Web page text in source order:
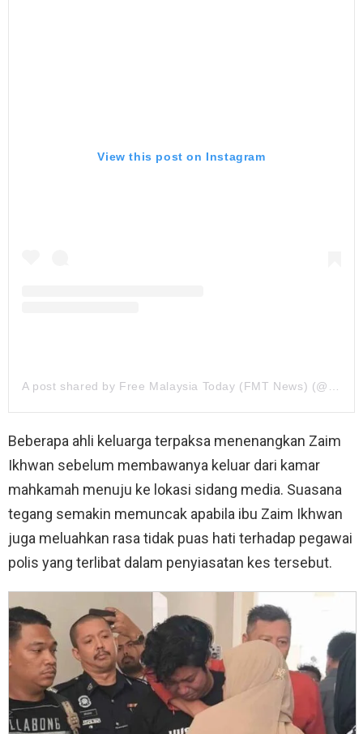
View this post on Instagram
A post shared by Free Malaysia Today (FMT News) (@freemalaysiatoday)
Beberapa ahli keluarga terpaksa menenangkan Zaim
Ikhwan sebelum membawanya keluar dari kamar
mahkamah menuju ke lokasi sidang media. Suasana
tegang semakin memuncak apabila ibu Zaim Ikhwan
juga meluahkan rasa tidak puas hati terhadap pegawai
polis yang terlibat dalam penyiasatan kes tersebut.